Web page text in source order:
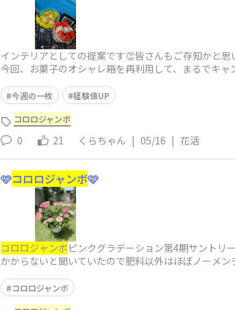
インテリアとしての提案です👏皆さんもご存知かと
今回、お菓子のオシャレ箱を再利用して、まるでキ
今週の一枚 経験値UP
コロロジャンボ
0 21 くらちゃん | 05/16 | 花活
🩷コロロジャンボ🩷
コロロジャンボピンクグラデーション第4期サント
かからないと聞いていたので肥料以外はほぼノーメ
コロロジャンボ